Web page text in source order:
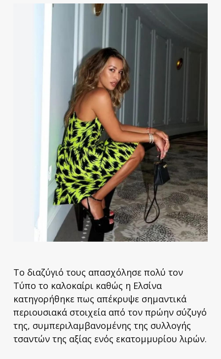
Το διαζύγιό τους απασχόλησε πολύ τον
Τύπο το καλοκαίρι καθώς η Ελσίνα
κατηγορήθηκε πως απέκρυψε σημαντικά
περιουσιακά στοιχεία από τον πρώην σύζυγό
της, συμπεριλαμβανομένης της συλλογής
τσαντών της αξίας ενός εκατομμυρίου λιρών.